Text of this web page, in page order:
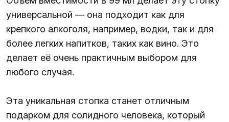
универсальной — она подходит как для
крепкого алкоголя, например, водки, так и для
более легких напитков, таких как вино. Это
делает её очень практичным выбором для
любого случая.
Эта уникальная стопка станет отличным
подарком для солидного человека, который